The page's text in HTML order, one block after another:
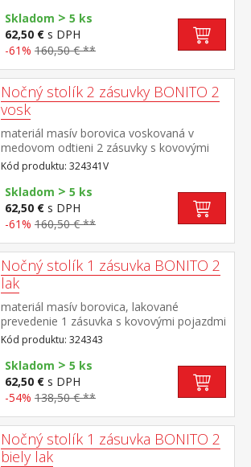
Skladom > 5 ks
62,50 € s DPH
-61% 160,50 € **
Nočný stolík 2 zásuvky BONITO 2
vosk
materiál masív borovica voskovaná v
medovom odtieni 2 zásuvky s kovovými
pojazdmi
Kód produktu: 324341V
Skladom > 5 ks
62,50 € s DPH
-61% 160,50 € **
Nočný stolík 1 zásuvka BONITO 2
lak
materiál masív borovica, lakované
prevedenie 1 zásuvka s kovovými pojazdmi
Kód produktu: 324343
Skladom > 5 ks
62,50 € s DPH
-54% 138,50 € **
Nočný stolík 1 zásuvka BONITO 2
biely lak